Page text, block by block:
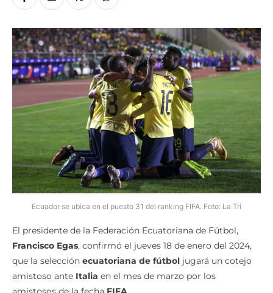
Ecuador se ubica en el puesto 31 del ranking FIFA. Foto: La Tri
El presidente de la Federación Ecuatoriana de Fútbol,
Francisco Egas, confirmó el jueves 18 de enero del 2024,
que la selección ecuatoriana de fútbol jugará un cotejo
amistoso ante Italia en el mes de marzo por los